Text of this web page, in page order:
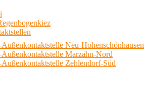
Neu-Hohenschönhausen
Marzahn-Nord
Zehlendorf-Süd